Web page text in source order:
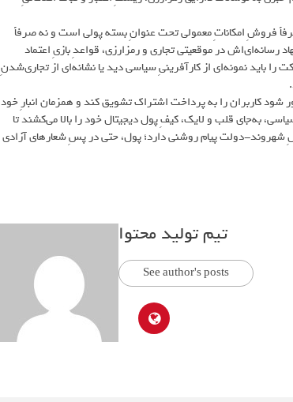
صرفاً فروشِ امکاناتِ معمولی تحت عنوانِ بسته پولی است و نه صرفاً
رسانه‌ای‌اش در موقعیتی تجاری و رمزارزی، قواعدِ بازیِ اعتماد
باید نمونه‌ای از کارآفرینیِ سیاسی دید یا نشانه‌ای از تجاری‌شدنِ
شود کاربران را به پرداخت اشتراک تشویق کند و همزمان انبارِ خود
به‌جای قلب و لایک، کیفِ پول دیجیتال خود را بالا می‌کشند تا
شهروند-دولت پیام روشنی دارد؛ پول، حتی در پسِ شعارهای آزادی
تیم تولید محتوا
See author's posts